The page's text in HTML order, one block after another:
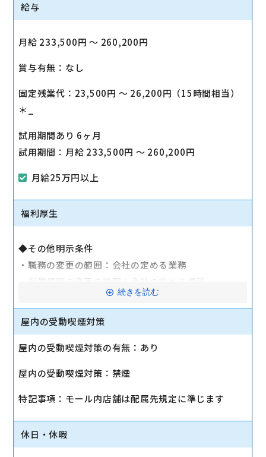
給与
月給 233,500円 〜 260,200円
賞与有無：なし
固定残業代：23,500円 〜 26,200円（15時間相当）
＊_
試用期間あり 6ヶ月
試用期間：月給 233,500円 〜 260,200円
月給25万円以上
福利厚生
◆その他明示条件
・職務の変更の範囲：会社の定める業務
・就業場所の変更の範囲：会社の定める場所
◆厚生年金
◆労働災害補償保険（労災）
勤：別途規定あり）
◆退職金制度
◆持株会制度
◆制服貸与
続きを読む
屋内の受動喫煙対策
屋内の受動喫煙対策の有無：あり
屋内の受動喫煙対策：禁煙
特記事項：モール内店舗は配属先規定に準じます
休日・休暇